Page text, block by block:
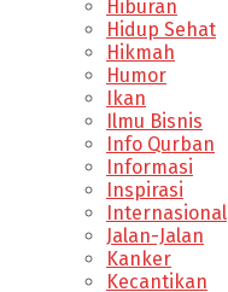
Hiburan
Hidup Sehat
Hikmah
Humor
Ikan
Ilmu Bisnis
Info Qurban
Informasi
Inspirasi
Internasional
Jalan-Jalan
Kanker
Kecantikan